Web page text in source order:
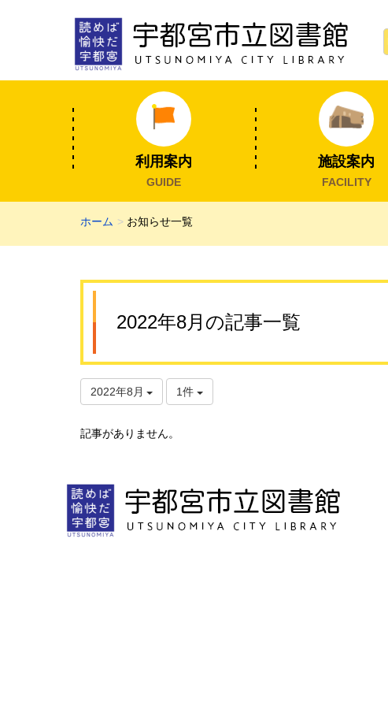
利用案内
GUIDE
施設案内
FACILITY
ホーム お知らせ一覧
2022年8月の記事一覧
2022年8月 1件
記事がありません。